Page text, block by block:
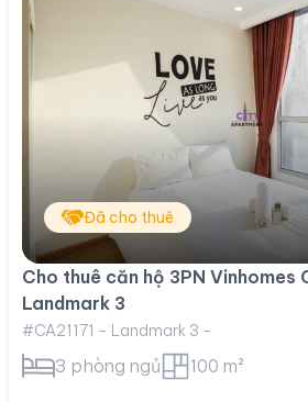
Đã cho thuê
Cho thuê căn hộ 3PN Vinhomes
Landmark 3
#CA21171 - Landmark 3 -
3 phòng ngủ 100 m²